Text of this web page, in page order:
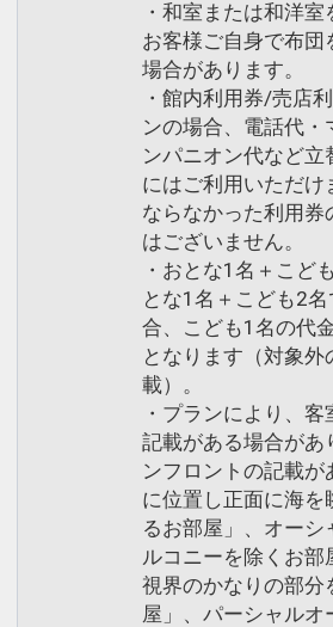
・和室または和洋室
お客様ご自身で布団
場合があります。
・館内利用券/売店
ンの場合、電話代・
ンパニオン代など
にはご利用いただけ
ならなかった利用券
はございません。
・おとな1名＋こど
とな1名＋こども2
合、こども1名の代
となります（対象
載）。
・プランにより、
記載がある場合があ
ンフロントの記載が
に位置し正面に海を
るお部屋」、オー
ルコニーを除くお
視界のかなりの部分
屋」、パーシャルオ